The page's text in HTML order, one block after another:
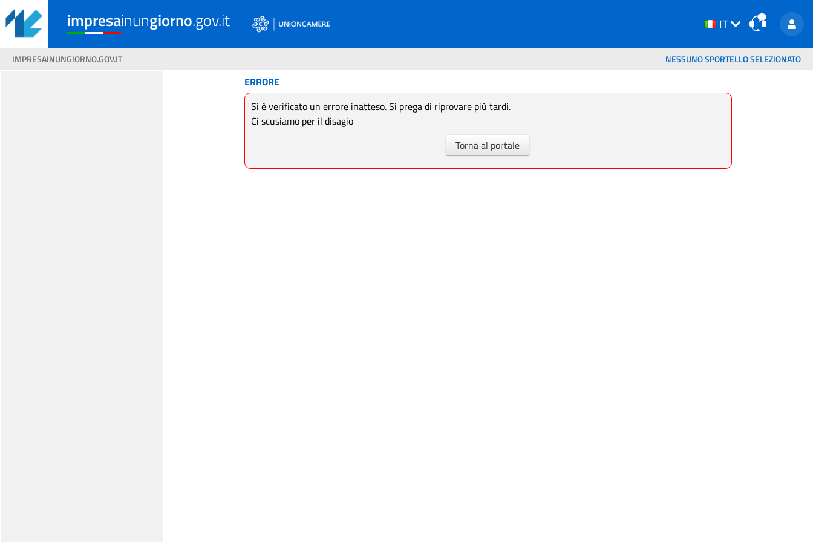
impresainungiorno.gov.it
IT
IT
IMPRESAINUNGIORNO.GOV.IT NESSUNO SPORTELLO SELEZIONATO
ERRORE
Si è verificato un errore inatteso. Si prega di riprovare più tardi.
Ci scusiamo per il disagio
Torna al portale